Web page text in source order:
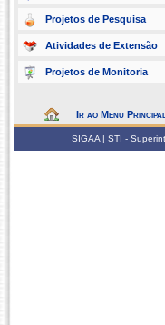
Projetos de Pesquisa
Atividades de Extensão
Projetos de Monitoria
Ir ao Menu Principal
SIGAA | STI -